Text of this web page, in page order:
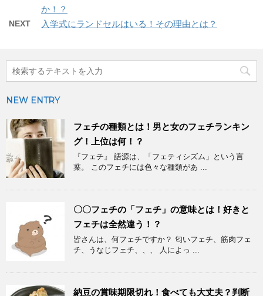
か！？
NEXT 入学式にランドセルはいる！その理由とは？
NEW ENTRY
フェチの種類とは！男と女のフェチランキン
グ！上位は何！？
『フェチ』 語源は、「フェティシズム」という言
葉。 このフェチには色々な種類があ ...
〇〇フェチの「フェチ」の意味とは！好きと
フェチは全然違う！？
皆さんは、何フェチですか？ 匂いフェチ、筋肉フェ
チ、うなじフェチ、、、 人によっ ...
納豆の賞味期限切れ！食べても大丈夫？判断